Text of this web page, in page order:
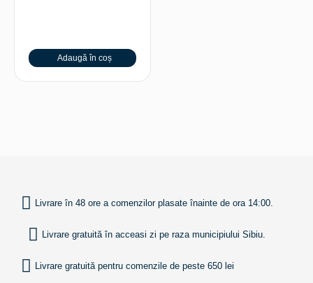
Adaugă în coș
Livrare în 48 ore a comenzilor plasate înainte de ora 14:00.
Livrare gratuită în acceasi zi pe raza municipiului Sibiu.
Livrare gratuită pentru comenzile de peste 650 lei